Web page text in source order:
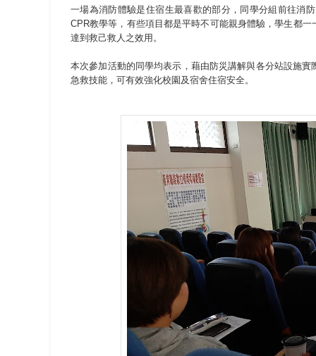
一場為消防體驗是住宿生最喜歡的部分，同學分組前往消
CPR教學等，有些項目都是平時不可能親身體驗，學生都
達到救己救人之效用。
本次參加活動的同學均表示，藉由防災講解與各分站設施
急救技能，可有效強化校園及宿舍住宿安全。